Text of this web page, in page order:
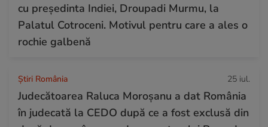
cu președinta Indiei, Droupadi Murmu, la
Palatul Cotroceni. Motivul pentru care a ales o
rochie galbenă
Știri România 25 iul.
Judecătoarea Raluca Moroșanu a dat România
în judecată la CEDO după ce a fost exclusă din